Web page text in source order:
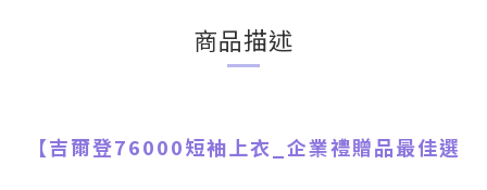
商品描述
【吉爾登76000短袖上衣 企業禮贈品最佳選